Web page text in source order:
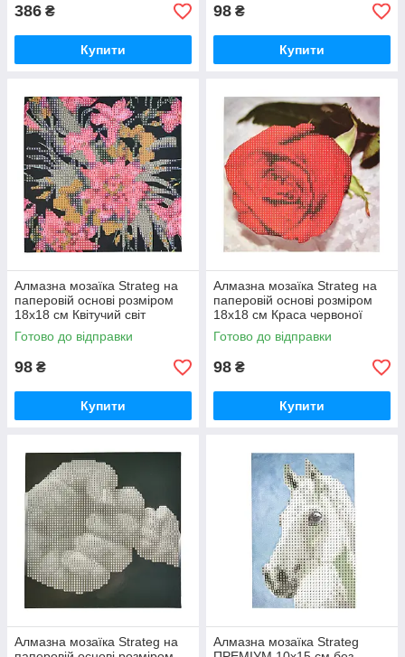
386 ₴
Купити
98 ₴
Купити
Алмазна мозаїка Strateg на
паперовій основі розміром
18х18 см Квітучий світ
екзотичної краси (JUB14393)
Готово до відправки
98 ₴
Купити
Алмазна мозаїка Strateg на
паперовій основі розміром
18х18 см Краса червоної
троянди (JUB20601)
Готово до відправки
98 ₴
Купити
Алмазна мозаїка Strateg на
Алмазна мозаїка Strateg